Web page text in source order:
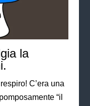
la
C’era una
“il